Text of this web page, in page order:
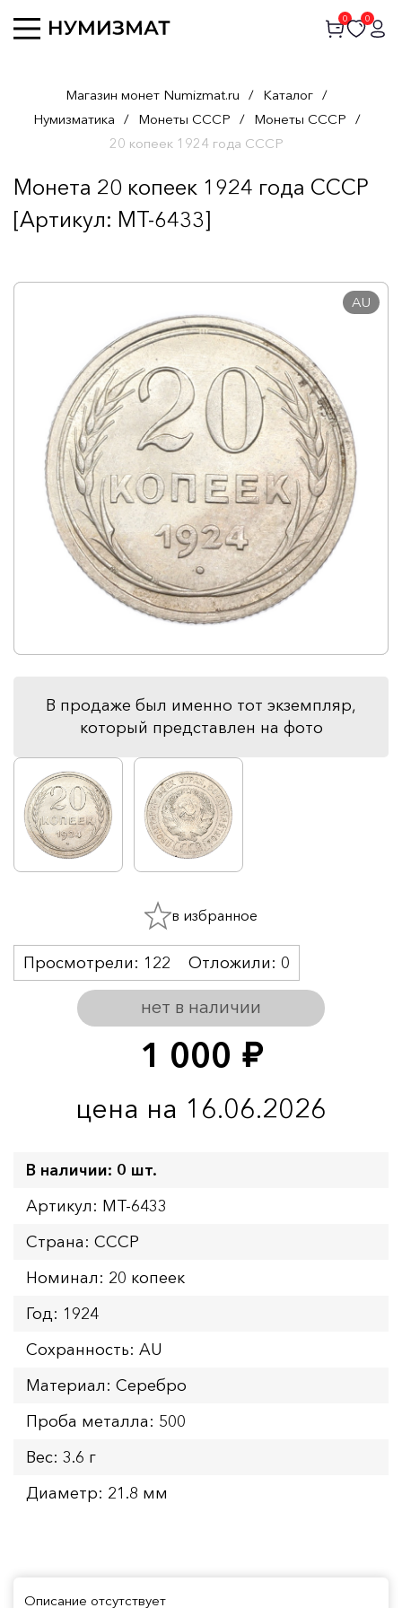
0 0
Магазин монет Numizmat.ru / Каталог /
Нумизматика / Монеты СССР / Монеты СССР /
20 копеек 1924 года СССР
Монета 20 копеек 1924 года СССР
[Артикул: MT-6433]
AU
В продаже был именно тот экземпляр,
который представлен на фото
1 000 руб.
цена на 16.06.2026
нет в наличии
Просмотрели: 122 Отложили: 0
в избранное
В наличии: 0 шт.
Артикул: MT-6433
Страна: СССР
Номинал: 20 копеек
Год: 1924
Сохранность: AU
Материал: Серебро
Проба металла: 500
Вес: 3.6 г
Диаметр: 21.8 мм
Описание отсутствует